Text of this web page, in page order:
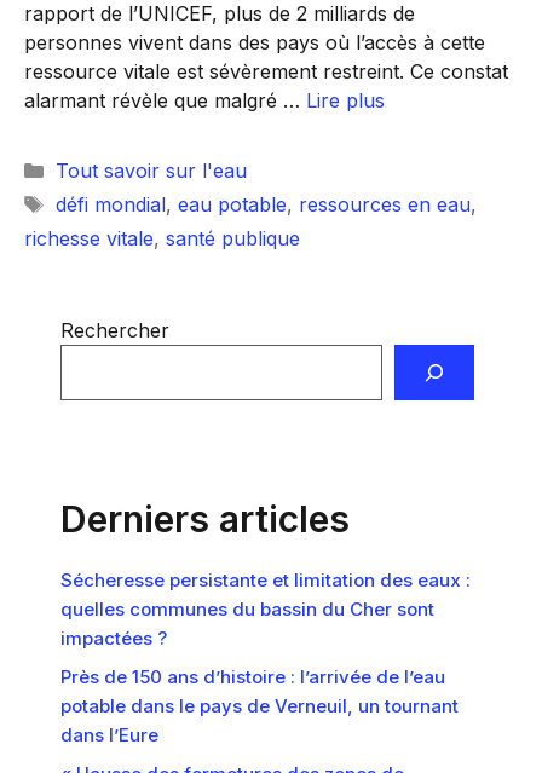
rapport de l’UNICEF, plus de 2 milliards de
personnes vivent dans des pays où l’accès à cette
ressource vitale est sévèrement restreint. Ce constat
alarmant révèle que malgré … Lire plus
Catégories
Tout savoir sur l'eau
Étiquettes
défi mondial, eau potable, ressources en eau,
richesse vitale, santé publique
Rechercher
Derniers articles
Sécheresse persistante et limitation des eaux :
quelles communes du bassin du Cher sont
impactées ?
Près de 150 ans d’histoire : l’arrivée de l’eau
potable dans le pays de Verneuil, un tournant
dans l’Eure